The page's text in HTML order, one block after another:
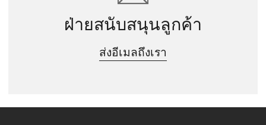
ฝ่ายสนับสนุนลูกค้า
ส่งอีเมลถึงเรา